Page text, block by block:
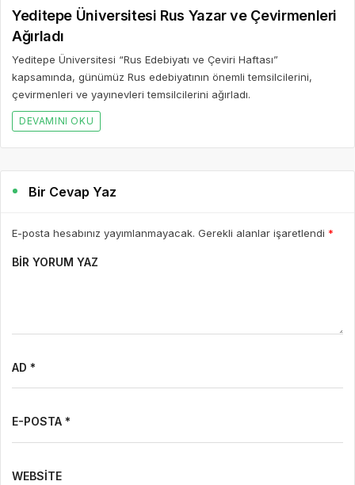
Yeditepe Üniversitesi Rus Yazar ve Çevirmenleri
Ağırladı
Yeditepe Üniversitesi “Rus Edebiyatı ve Çeviri Haftası”
kapsamında, günümüz Rus edebiyatının önemli temsilcilerini,
çevirmenleri ve yayınevleri temsilcilerini ağırladı.
DEVAMINI OKU
Bir Cevap Yaz
E-posta hesabınız yayımlanmayacak. Gerekli alanlar işaretlendi *
BIR YORUM YAZ
AD *
E-POSTA *
WEBSITE